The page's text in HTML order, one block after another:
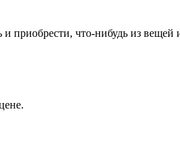
и приобрести, что-нибудь из